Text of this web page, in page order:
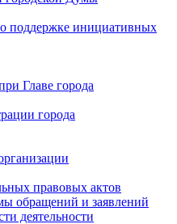
поддержке инициативных
Главе города
города
правовых актов
обращений и заявлений
деятельности